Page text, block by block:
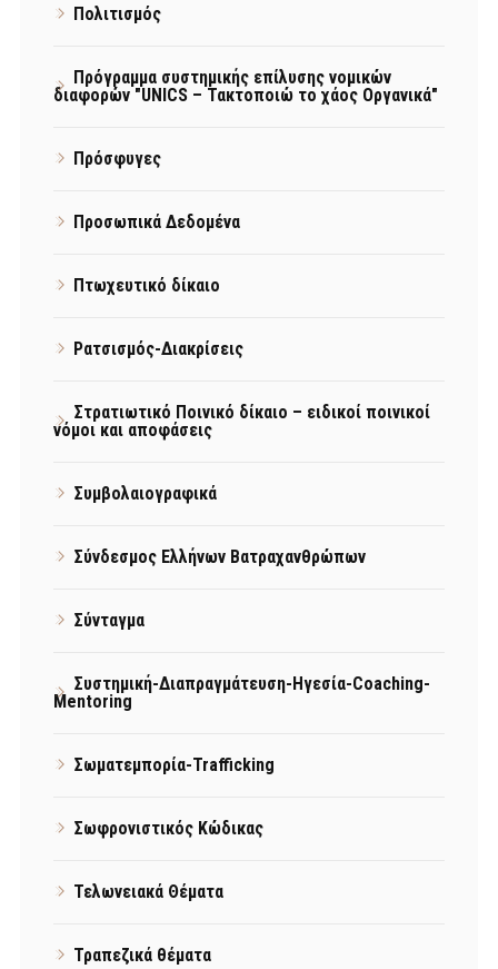
Πολιτισμός
Πρόγραμμα συστημικής επίλυσης νομικών
διαφορών "UNICS – Τακτοποιώ το χάος Οργανικά"
Πρόσφυγες
Προσωπικά Δεδομένα
Πτωχευτικό δίκαιο
Ρατσισμός-Διακρίσεις
Στρατιωτικό Ποινικό δίκαιο – ειδικοί ποινικοί
νόμοι και αποφάσεις
Συμβολαιογραφικά
Σύνδεσμος Ελλήνων Βατραχανθρώπων
Σύνταγμα
Συστημική-Διαπραγμάτευση-Ηγεσία-Coaching-
Mentoring
Σωματεμπορία-Trafficking
Σωφρονιστικός Κώδικας
Τελωνειακά Θέματα
Τραπεζικά θέματα